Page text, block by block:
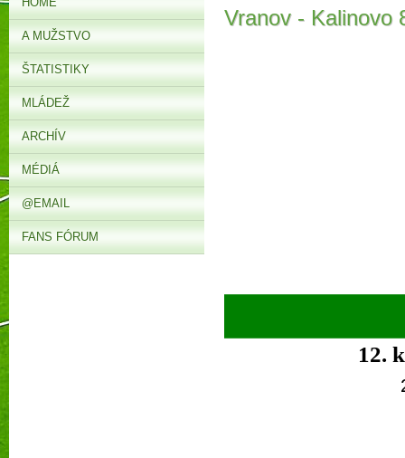
Vranov - Kalinovo
12.
A MUŽSTVO
ŠTATISTIKY
MLÁDEŽ
ARCHÍV
MÉDIÁ
@EMAIL
FANS FÓRUM